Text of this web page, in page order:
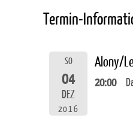
Termin-
SO
04
DEZ
2016
Alony/
20:00